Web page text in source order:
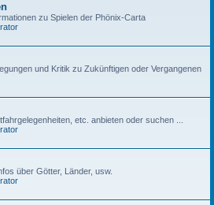
zu Spielen der Phönix-Carta
und Kritik zu Zukünftigen oder Vergangenen
etc. anbieten oder suchen ...
über Götter, Länder, usw.